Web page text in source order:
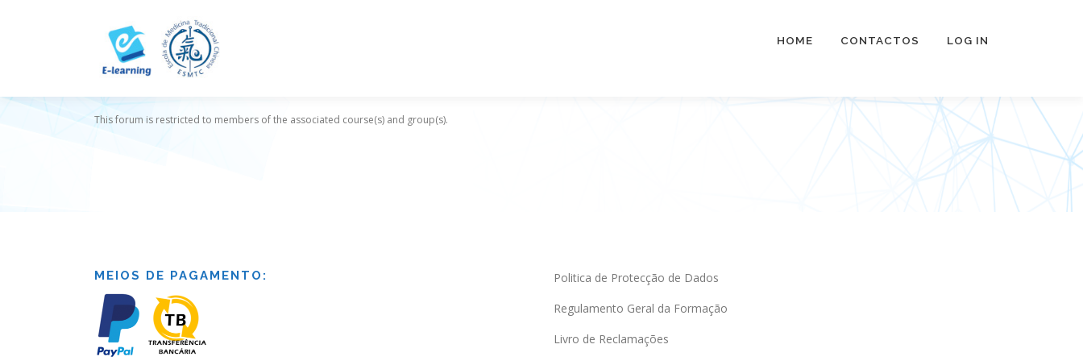
HOME CONTACTOS LOG IN
This forum is restricted to members of the associated course(s) and group(s).
MEIOS DE PAGAMENTO:
Politica de Protecção de Dados
Regulamento Geral da Formação
Livro de Reclamações